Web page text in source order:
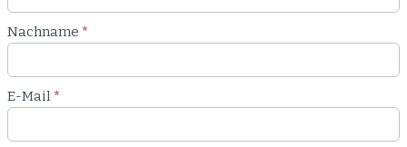
Nachname *
E-Mail *